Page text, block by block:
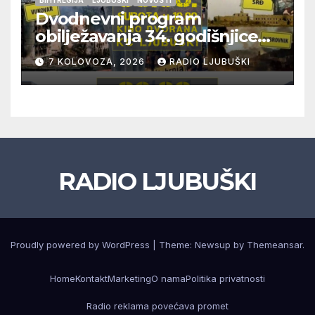
Dvodnevni program
obilježavanja 34. godišnjice
pogibije generala Blaža
Kraljevića i osmorice
pripadnika HOS-a
7 KOLOVOZA, 2026 RADIO LJUBUŠKI
RADIO LJUBUŠKI
Proudly powered by WordPress Theme: Newsup by Themeansar.
HomeKontaktMarketingO namaPolitika privatnosti
Radio reklama povećava promet